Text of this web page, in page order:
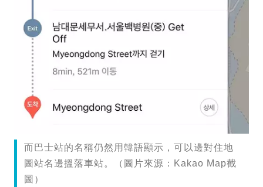
而巴士站的名稱仍然用韓語顯示，可以邊對住地
圖站名邊搵落車站。（圖片來源：Kakao Map截
圖）